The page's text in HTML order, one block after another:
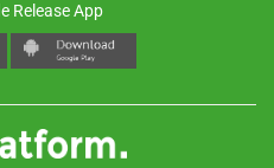
Release App